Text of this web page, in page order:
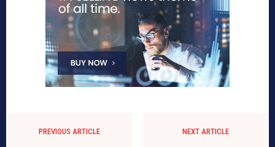
PREVIOUS ARTICLE NEXT ARTICLE